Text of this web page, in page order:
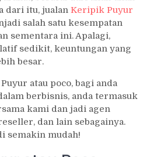
dari itu, jualan Keripik Puyur
salah satu kesempatan
sementara ini. Apalagi,
sedikit, keuntungan yang
besar.
atau poco, bagi anda
berbisnis, anda termasuk
kami dan jadi agen
dan lain sebagainya.
semakin mudah!